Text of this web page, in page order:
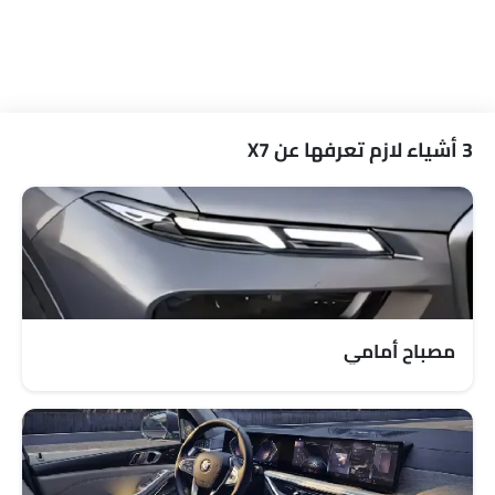
نوافذ كهربائية خلفية
ضوء تحذير منخفض من الوقود
مقعد خلفي قابل للطي
مقاعد قابلة للتعديل
مسند رأس المقعد الخلفي
دعم المقعد القطني
مقاعد جلدية
حاسوب على متن الطائرة.
حامل زجاجة
ضوء الجذع
مرآة الزينة
3 أشياء لازم تعرفها عن X7
مصباح أمامي